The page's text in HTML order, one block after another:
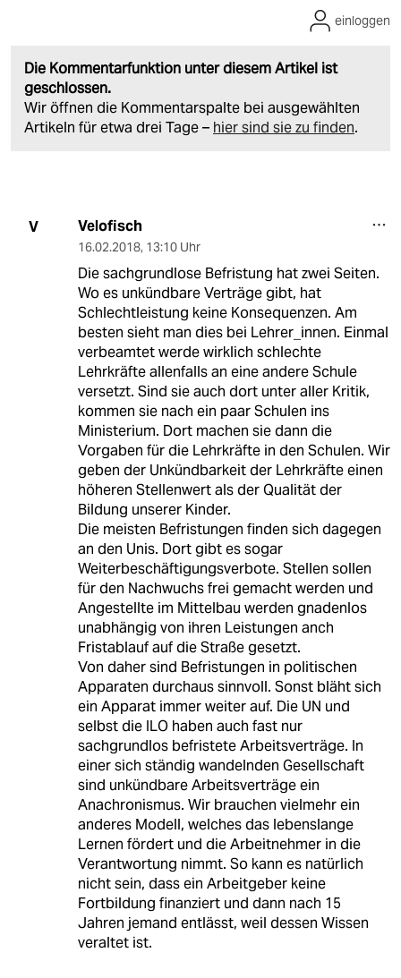
Die Kommentarfunktion unter diesem Artikel ist
geschlossen.
Wir öffnen die Kommentarspalte bei ausgewählten
Artikeln für etwa drei Tage – hier sind sie zu finden.
einloggen
V Velofisch
16.02.2018, 13:10 Uhr
Die sachgrundlose Befristung hat zwei Seiten.
Wo es unkündbare Verträge gibt, hat
Schlechtleistung keine Konsequenzen. Am
besten sieht man dies bei Lehrer_innen. Einmal
verbeamtet werde wirklich schlechte
Lehrkräfte allenfalls an eine andere Schule
versetzt. Sind sie auch dort unter aller Kritik,
kommen sie nach ein paar Schulen ins
Ministerium. Dort machen sie dann die
Vorgaben für die Lehrkräfte in den Schulen. Wir
geben der Unkündbarkeit der Lehrkräfte einen
höheren Stellenwert als der Qualität der
Bildung unserer Kinder.
Die meisten Befristungen finden sich dagegen
an den Unis. Dort gibt es sogar
Weiterbeschäftigungsverbote. Stellen sollen
für den Nachwuchs frei gemacht werden und
Angestellte im Mittelbau werden gnadenlos
unabhängig von ihren Leistungen anch
Fristablauf auf die Straße gesetzt.
Von daher sind Befristungen in politischen
Apparaten durchaus sinnvoll. Sonst bläht sich
ein Apparat immer weiter auf. Die UN und
selbst die ILO haben auch fast nur
sachgrundlos befristete Arbeitsverträge. In
einer sich ständig wandelnden Gesellschaft
sind unkündbare Arbeitsverträge ein
Anachronismus. Wir brauchen vielmehr ein
anderes Modell, welches das lebenslange
Lernen fördert und die Arbeitnehmer in die
Verantwortung nimmt. So kann es natürlich
nicht sein, dass ein Arbeitgeber keine
Fortbildung finanziert und dann nach 15
Jahren jemand entlässt, weil dessen Wissen
veraltet ist.